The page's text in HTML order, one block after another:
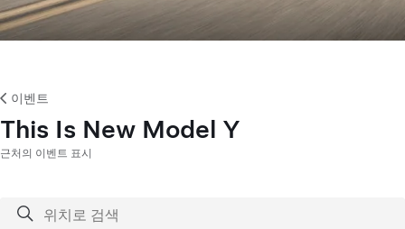
이벤트
This Is New Model Y
근처의 이벤트 표시